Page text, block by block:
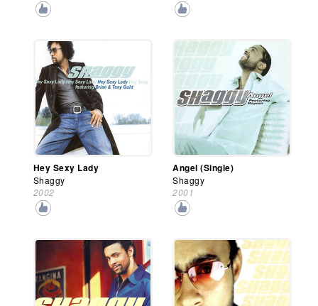
Hey Sexy Lady
Shaggy
2002
Angel (Single)
Shaggy
2001